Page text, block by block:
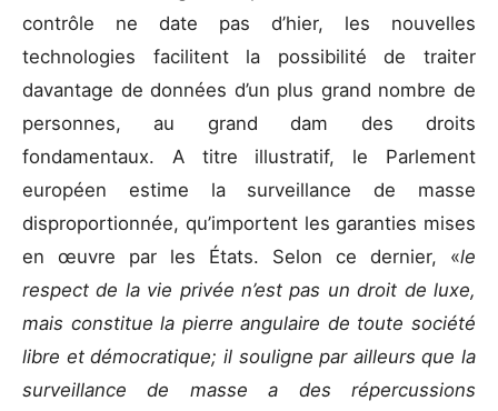
contrôle ne date pas d’hier, les nouvelles
technologies facilitent la possibilité de traiter
davantage de données d’un plus grand nombre de
personnes, au grand dam des droits
fondamentaux. A titre illustratif, le Parlement
européen estime la surveillance de masse
disproportionnée, qu’importent les garanties mises
en œuvre par les États. Selon ce dernier, «le
respect de la vie privée n’est pas un droit de luxe,
mais constitue la pierre angulaire de toute société
libre et démocratique; il souligne par ailleurs que la
surveillance de masse a des répercussions